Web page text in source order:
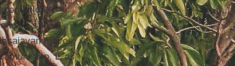
à sua
novos
E as